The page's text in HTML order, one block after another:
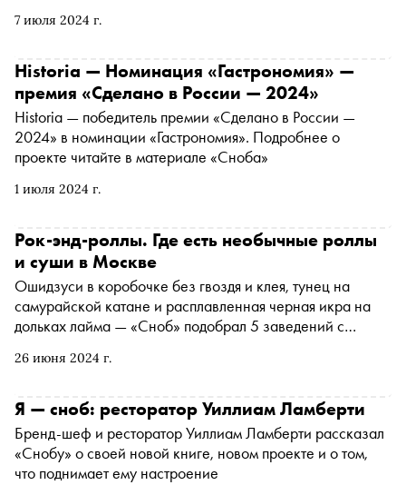
7 июля 2024 г.
материале «Сноба»
1 июля 2024 г.
Historia — Номинация «Гастрономия» —
премия «Сделано в России — 2024»
Historia — победитель премии «Сделано в России —
2024» в номинации «Гастрономия». Подробнее о
проекте читайте в материале «Сноба»
26 июня 2024 г.
Рок-энд-роллы. Где есть необычные роллы
и суши в Москве
Ошидзуси в коробочке без гвоздя и клея, тунец на
самурайской катане и расплавленная черная икра на
дольках лайма — «Сноб» подобрал 5 заведений с
удивят
Я — сноб: ресторатор Уиллиам Ламберти
Бренд-шеф и ресторатор Уиллиам Ламберти рассказал
«Снобу» о своей новой книге, новом проекте и о том,
что поднимает ему настроение